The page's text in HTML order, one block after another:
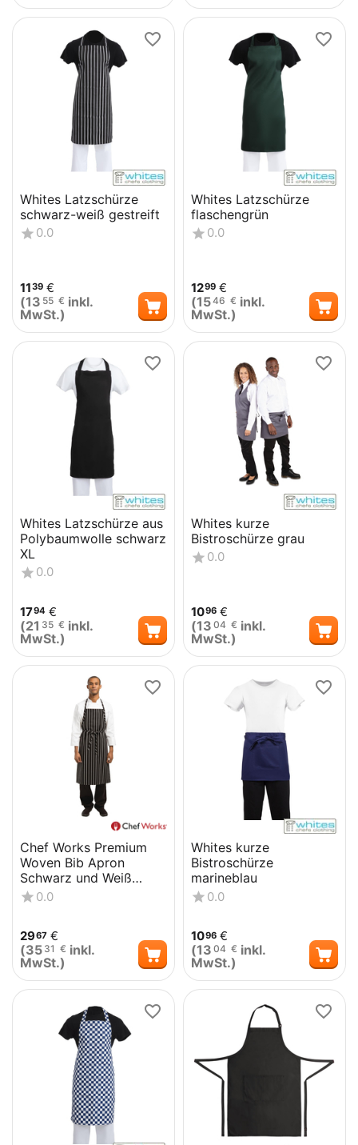
Whites Latzschürze
schwarz-weiß gestreift
0.0
1139 €
(13 55 € inkl.
MwSt.)
Whites Latzschürze
flaschengrün
0.0
1299 €
(1546 € inkl.
MwSt.)
Whites Latzschürze aus
Polybaumwolle schwarz
XL
0.0
1794 €
(21 35 € inkl.
MwSt.)
Whites kurze
Bistroschürze grau
0.0
1096 €
(13 04 € inkl.
MwSt.)
Chef Works Premium
Woven Bib Apron
Schwarz und Weiß
gestreift
0.0
2967 €
(35 31 € inkl.
MwSt.)
Whites kurze
Bistroschürze
marineblau
0.0
1096 €
(13 04 € inkl.
MwSt.)